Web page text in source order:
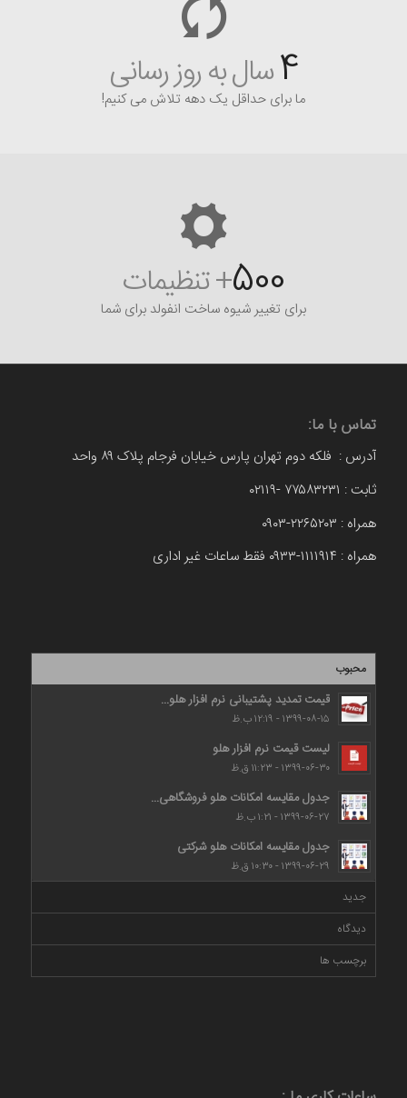
4سال به روز رسانی
ما برای حداقل یک دهه تلاش می کنیم!
500+ تنظیمات
برای تغییر شیوه ساخت انفولد برای شما
تماس با ما:
آدرس : فلکه دوم تهران پارس خیابان فرجام پلاک ۸۹ واحد
ثابت : ۷۷۵۸۳۲۳۱ -۰۲۱۱۹
همراه : ۲۲۶۵۲۰۳-۰۹۰۳
همراه : ۱۱۱۱۹۱۴-۰۹۳۳ فقط ساعات غیر اداری
محبوب
قیمت تمدید پشتیبانی نرم افزار هلو...
۱۳۹۹-۰۸-۱۵ - ۱۲:۱۹ ب.ظ
لیست قیمت نرم افزار هلو
۱۳۹۹-۰۶-۳۰ - ۱۱:۲۳ ق.ظ
جدول مقایسه امکانات هلو فروشگاهی...
۱۳۹۹-۰۶-۲۷ - ۱:۲۱ ب.ظ
جدول مقایسه امکانات هلو شرکتی
۱۳۹۹-۰۶-۲۹ - ۱۰:۳۰ ق.ظ
جدید
دیدگاه
برچسب ها